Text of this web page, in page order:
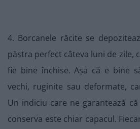
4. Borcanele răcite se
păstra perfect câteva luni de zile,
fie bine închise. Așa că e bine
vechi, ruginite sau deformate,
Un indiciu care ne garantează
conserva este chiar capacul.